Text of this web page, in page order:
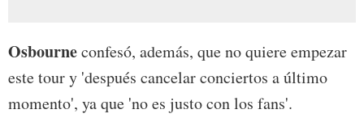
Osbourneconfesó, además, que no quiere empezar
este tour y 'después cancelar conciertos a último
momento', ya que 'no es justo con los fans'.